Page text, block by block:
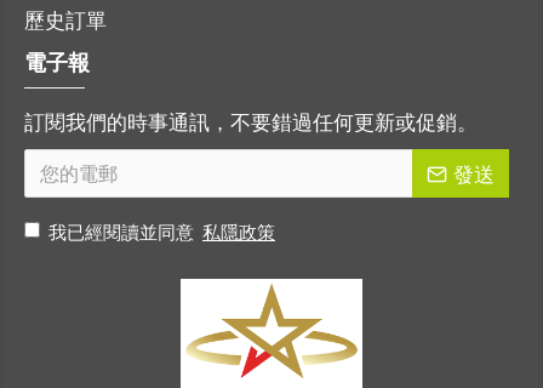
歷史訂單
電子報
訂閱我們的時事通訊，不要錯過任何更新或促銷。
發送
我已經閱讀並同意 私隱政策